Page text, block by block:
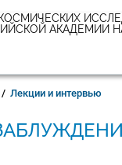
АКАДЕМИИ
Лекции и интервью